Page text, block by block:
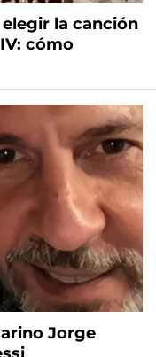
la canción
cómo
Jorge